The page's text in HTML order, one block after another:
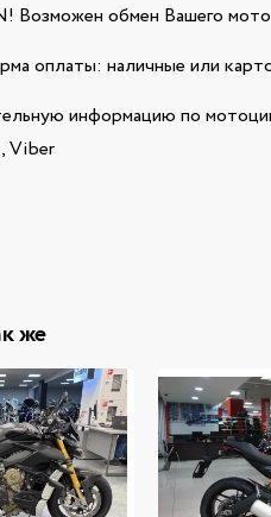
Возможен обмен Вашего
оплаты: наличные или
информацию по
Viber
же